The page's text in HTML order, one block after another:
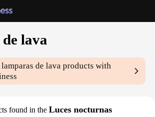
lava
lamparas de lava products with
found in the Luces nocturnas